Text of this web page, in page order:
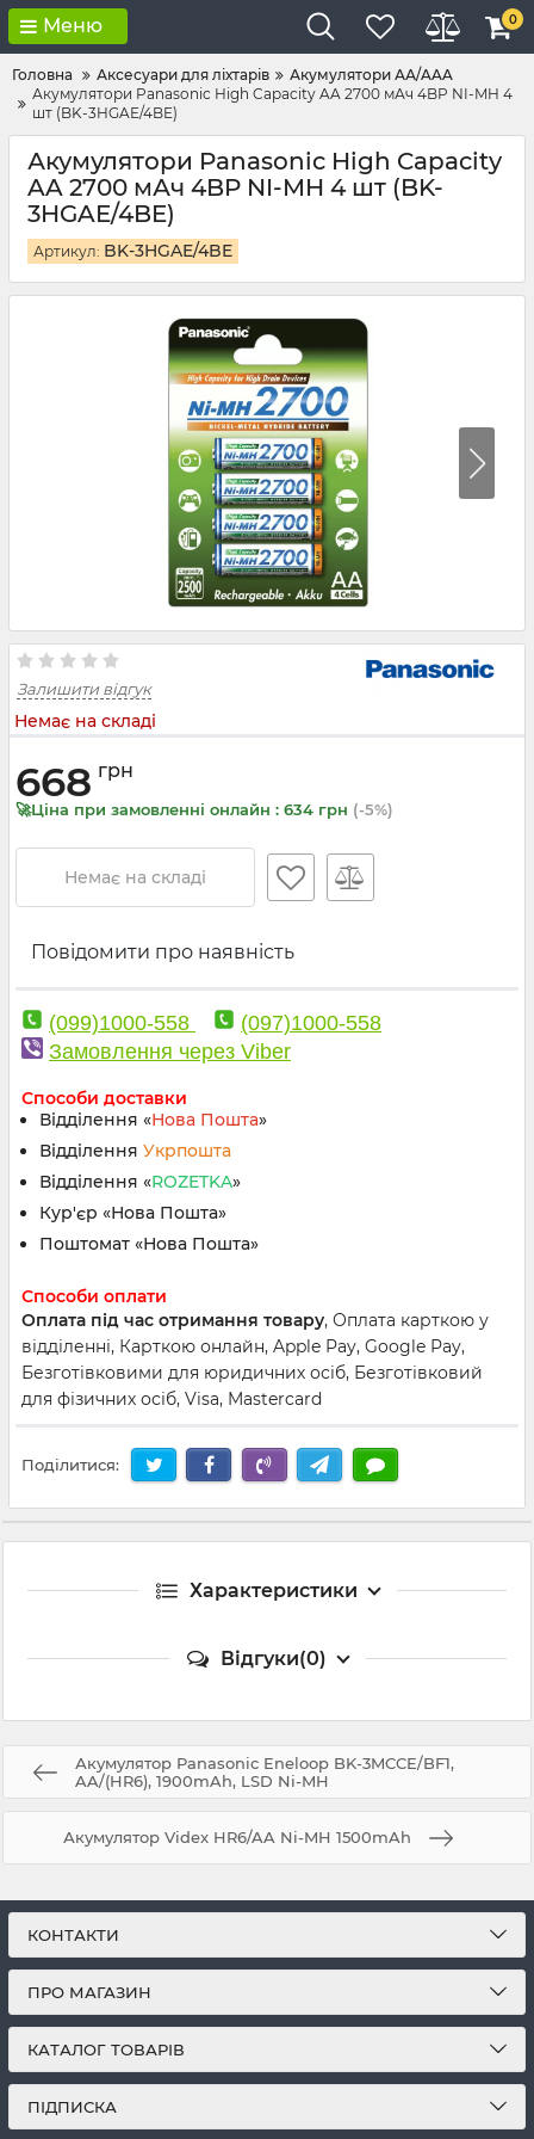
Меню 0
Головна Аксесуари для ліхтарів
Акумулятори АА/AAA
Акумулятори Panasonic High Capacity AA 2700 мАч 4BP NI-MH 4
шт (BK-3HGAE/4BE)
Акумулятори Panasonic High Capacity
AA 2700 мАч 4BP NI-MH 4 шт (BK-
3HGAE/4BE)
Артикул: BK-3HGAE/4BE
Залишити відгук
Немає на складі
668 грн
🚀Ціна при замовленні онлайн : 634 грн (-5%)
Немає на складі
Повідомити про наявність
(099)1000-558
(097)1000-558
Замовлення через Viber
Способи доставки
Відділення «Нова Пошта»
Відділення Укрпошта
Відділення «ROZETKA»
Кур'єр «Нова Пошта»
Поштомат «Нова Пошта»
Способи оплати
Оплата під час отримання товару, Оплата карткою у
відділенні, Карткою онлайн, Apple Pay, Google Pay,
Безготівковими для юридичних осіб, Безготівковий
для фізичних осіб, Visa, Mastercard
Поділитися:
Характеристики
Відгуки(0)
Акумулятор Panasonic Eneloop BK-3MCCE/BF1,
AA/(HR6), 1900mAh, LSD Ni-MH
Акумулятор Videx HR6/AA Ni-MH 1500mAh
КОНТАКТИ
ПРО МАГАЗИН
КАТАЛОГ ТОВАРІВ
ПІДПИСКА